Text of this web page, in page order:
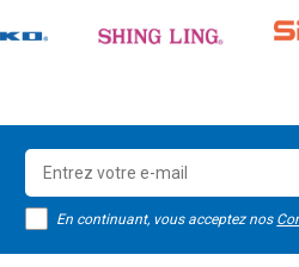
En continuant, vous acceptez nos